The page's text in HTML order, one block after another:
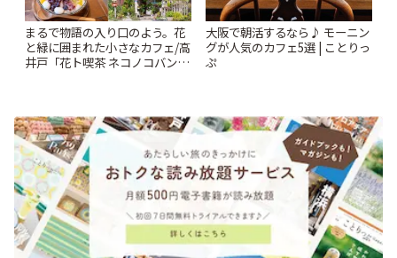
まるで物語の入り口のよう。花
と緑に囲まれた小さなカフェ/高
井戸「花ト喫茶 ネコノコバン」
大阪で朝活するなら♪ モーニン
グが人気のカフェ5選 | ことりっ
ぷ